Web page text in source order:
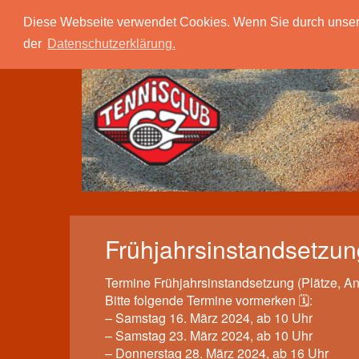
Diese Webseite verwendet Cookies. Wenn Sie durch
der Datenschutzerklärung.
Tc 67 Quierschied Verein Spielbetrieb
Termine Frühjahrsinstandsetzung (Plätze,
Bitte folgende Termine vormerken 🗓️:
– Samstag 16. März 2024, ab 10 Uhr
– Samstag 23. März 2024, ab 10 Uhr
– Donnerstag 28. März 2024, ab 16 Uhr